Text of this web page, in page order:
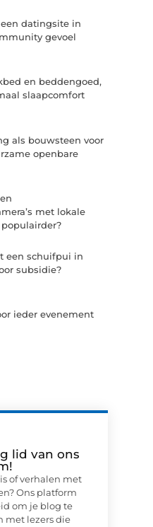
datingsite in
gevoel
en beddengoed,
slaapcomfort
als bouwsteen voor
openbare
met lokale
een schuifpui in
subsidie?
ieder evenement
lid van ons
of verhalen met
Ons platform
om je blog te
met lezers die